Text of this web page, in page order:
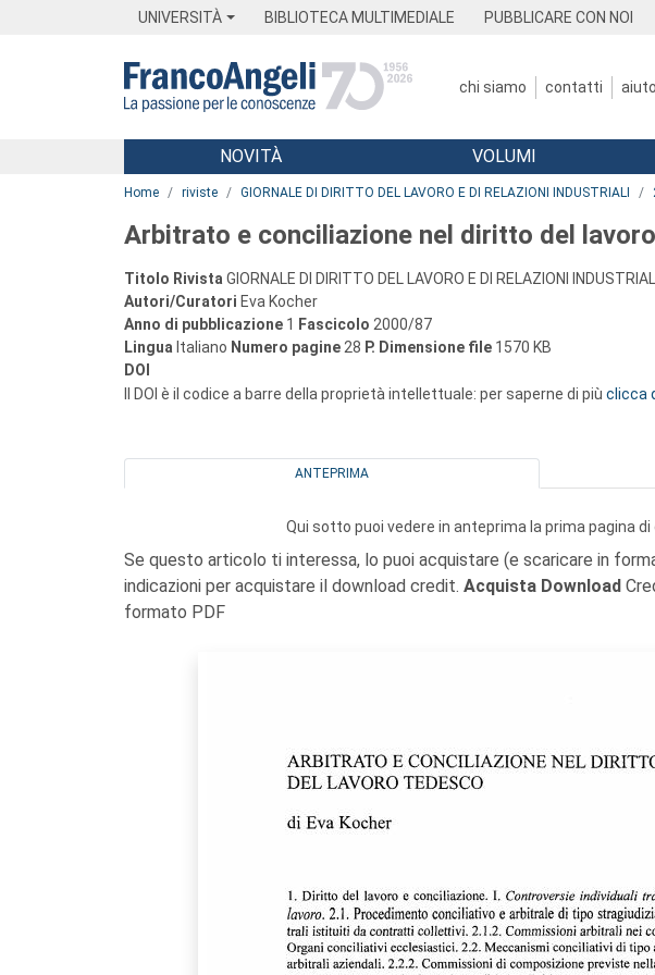
UNIVERSITÀ BIBLIOTECA MULTIMEDIALE PUBBLICARE CON NOI
chi siamo contatti aiuto
Menu
NOVITÀ VOLUMI
Home riviste GIORNALE DI DIRITTO DEL LAVORO E DI RELAZIONI INDUSTRIALI
Arbitrato e conciliazione nel diritto del
Titolo Rivista GIORNALE DI DIRITTO DEL LAVORO E DI RELAZIONI INDUSTRIALI
Autori/Curatori Eva Kocher
Anno di pubblicazione 1 Fascicolo 2000/87
Lingua Italiano Numero pagine 28 P. Dimensione file 1570 KB
DOI
Il DOI è il codice a barre della proprietà intellettuale: per saperne di più clicca
ANTEPRIMA
Qui sotto puoi vedere in anteprima la prima pagina
Se questo articolo ti interessa, lo puoi acquistare (e scaricare in
indicazioni per acquistare il download credit. Acquista Download
formato PDF